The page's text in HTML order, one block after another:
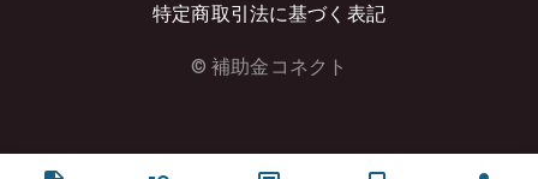
特定商取引法に基づく表記
© 補助金コネクト